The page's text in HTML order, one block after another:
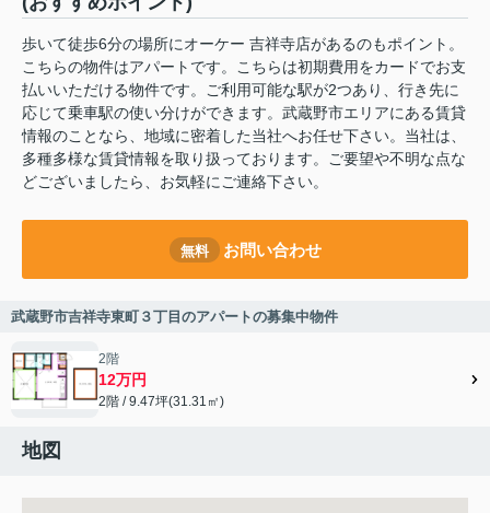
歩いて徒歩6分の場所にオーケー 吉祥寺店があるのもポイント。
こちらの物件はアパートです。こちらは初期費用をカードでお支
払いいただける物件です。ご利用可能な駅が2つあり、行き先に
応じて乗車駅の使い分けができます。武蔵野市エリアにある賃貸
情報のことなら、地域に密着した当社へお任せ下さい。当社は、
多種多様な賃貸情報を取り扱っております。ご要望や不明な点な
どございましたら、お気軽にご連絡下さい。
無料 お問い合わせ
武蔵野市吉祥寺東町３丁目のアパートの募集中物件
2階
12万円
2階 / 9.47坪(31.31㎡)
地図